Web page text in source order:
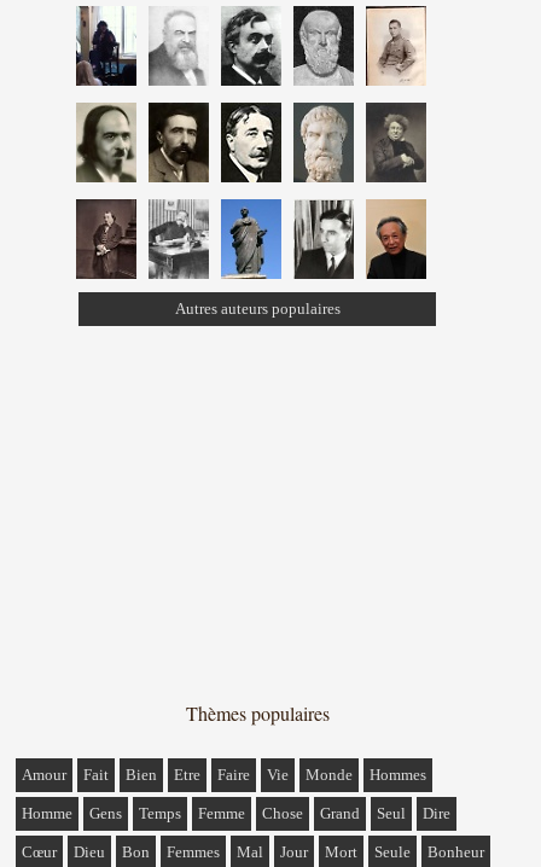
Autres auteurs populaires
Thèmes populaires
Amour Fait Bien Etre Faire Vie Monde Hommes
Homme Gens Temps Femme Chose Grand Seul Dire
Cœur Dieu Bon Femmes Mal Jour Mort Seule Bonheur